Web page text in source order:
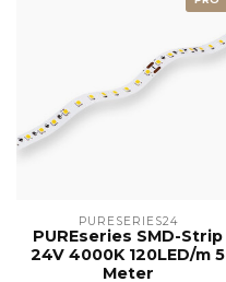
PURESERIES24
PUREseries SMD-Strip
24V 4000K 120LED/m 5
Meter